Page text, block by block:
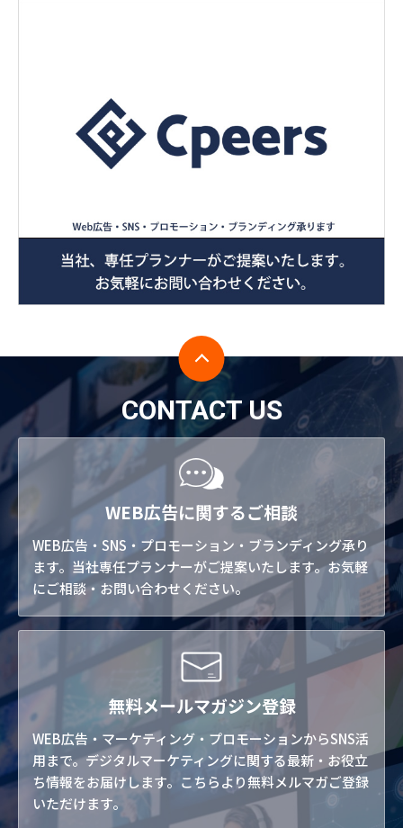
CONTACT US
WEB広告に関するご相談
WEB広告・SNS・プロモーション・ブランディング承り
ます。当社専任プランナーがご提案いたします。お気軽
にご相談・お問い合わせください。
無料メールマガジン登録
WEB広告・マーケティング・プロモーションからSNS活
用まで。デジタルマーケティングに関する最新・お役立
ち情報をお届けします。こちらより無料メルマガご登録
いただけます。